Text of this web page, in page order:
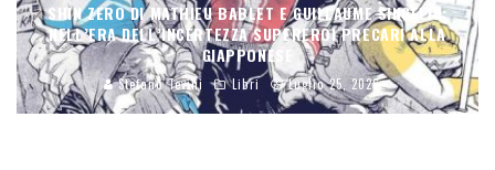
SHIN ZERO DI MATHIEU BABLET E GUILLAUME SINGELIN:
NELL’ERA DELL’INCERTEZZA SUPEREROI PRECARI ALLA
GIAPPONESE
Stefano Tevini Libri Luglio 25, 2026